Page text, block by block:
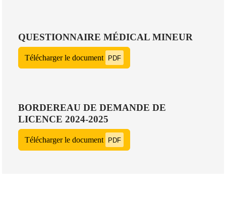
QUESTIONNAIRE MÉDICAL MINEUR
Télécharger le document PDF
BORDEREAU DE DEMANDE DE
LICENCE 2024-2025
Télécharger le document PDF